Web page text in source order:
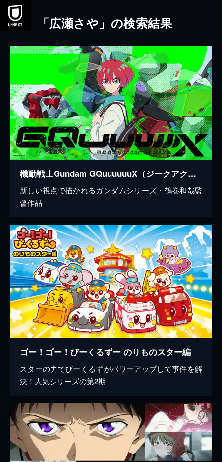
本文へスキップ
「広瀬さや」の検索結果
機動戦士Gundam GQuuuuuuX（ジークアクス）
新しい視点で描かれるガンダムシリーズ・鶴巻和哉監
督作品
ゴー！ゴー！びーくるずー のりものスター編
スターの力でびーくるずがパワーアップして事件を解
決！人気シリーズの第2期